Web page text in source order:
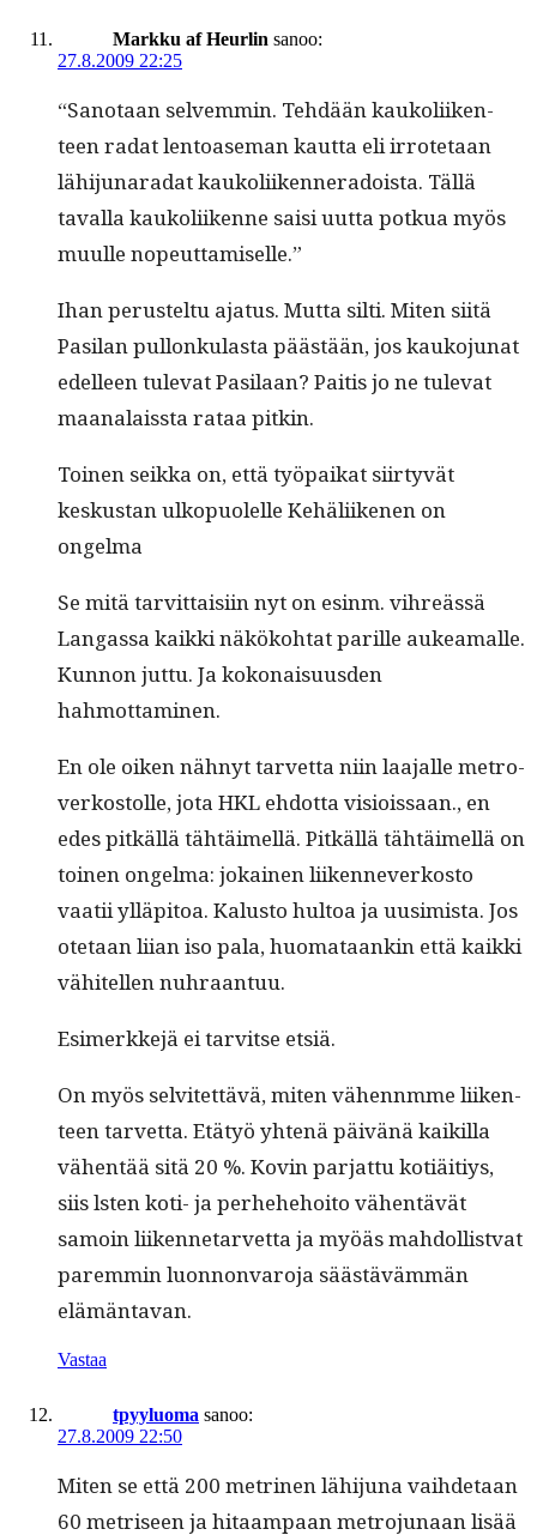
Markku af Heurlin sanoo:
27.8.2009 22:25
“San­o­taan selvem­min. Tehdään kaukoli­iken­
teen radat lentoase­man kaut­ta eli irrote­taan
lähi­ju­nara­dat kaukoli­iken­ner­adoista. Täl­lä
taval­la kaukoli­ikenne saisi uut­ta potkua myös
muulle nopeuttamiselle.”
Ihan perustel­tu aja­tus. Mut­ta silti. Miten siitä
Pasi­lan pul­lonku­las­ta päästään, jos kauko­ju­nat
edelleen tule­vat Pasi­laan? Paitis jo ne tule­vat
maanalais­s­ta rataa pitkin.
Toinen seik­ka on, että työ­paikat siir­tyvät
keskus­tan ulkop­uolelle Kehäli­ike­nen on
ongelma
Se mitä tarvit­taisi­in nyt on esinm. vihreässä
Lan­gas­sa kaik­ki näköko­htat par­ille aukea­malle.
Kun­non jut­tu. Ja kokon­aisu­us­den
hahmottaminen.
En ole oiken näh­nyt tarvet­ta niin laa­jalle metro­
verkos­tolle, jota HKL ehdot­ta visiois­saan., en
edes pitkäl­lä tähtäimel­lä. Pitkäl­lä tähtäimel­lä on
toinen ongel­ma: jokainen liiken­n­ev­erkos­to
vaatii ylläpi­toa. Kalus­to hul­toa ja uusimista. Jos
ote­taan liian iso pala, huo­mataankin että kaik­ki
vähitellen nuhraantuu.
Esimerkke­jä ei tarvitse etsiä.
On myös selvitet­tävä, miten vähen­n­mme liiken­
teen tarvet­ta. Etä­työ yht­enä päivänä kaikil­la
vähen­tää sitä 20 %. Kovin par­jat­tu kotiäi­tiys,
siis lsten koti- ja per­he­he­hoito vähen­tävät
samoin liiken­netarvet­ta ja myöäs mah­dol­list­vat
parem­min luon­non­va­ro­ja säästäväm­män
elämäntavan.
Vastaa
tpyyluoma sanoo:
27.8.2009 22:50
Miten se että 200 metri­nen lähi­ju­na vai­hde­taan
60 metriseen ja hitaam­paan metro­ju­naan lisää